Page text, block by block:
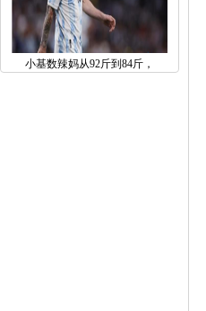
小基数辣妈从92斤到84斤，